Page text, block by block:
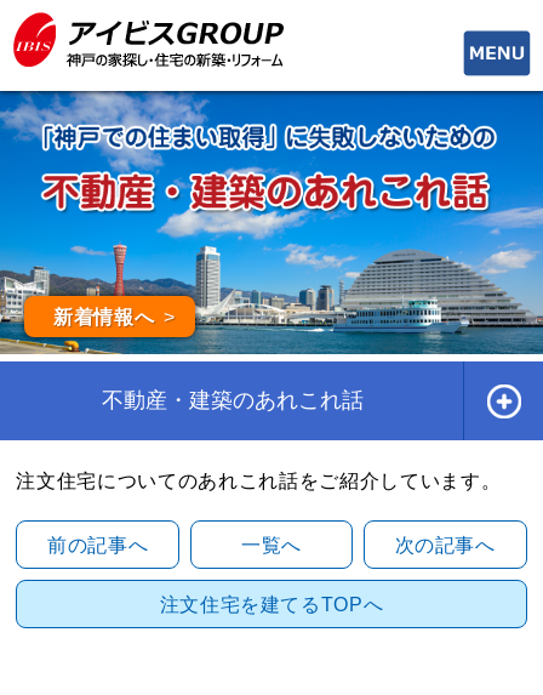
toggle
新着情報へ
不動産・建築のあれこれ話
注文住宅についてのあれこれ話をご紹介しています。
前の記事へ 一覧へ 次の記事へ
注文住宅を建てるTOPへ